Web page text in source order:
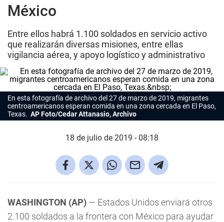
México
Entre ellos habrá 1.100 soldados en servicio activo
que realizarán diversas misiones, entre ellas
vigilancia aérea, y apoyo logístico y administrativo
En esta fotografía de archivo del 27 de marzo de 2019, migrantes
centroamericanos esperan comida en una zona cercada en El Paso,
Texas. AP Foto/Cedar Attanasio, Archivo
18 de julio de 2019 - 08:18
WASHINGTON (AP) — Estados Unidos enviará otros
2.100 soldados a la frontera con México para ayudar